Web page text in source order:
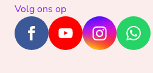
Volg ons op